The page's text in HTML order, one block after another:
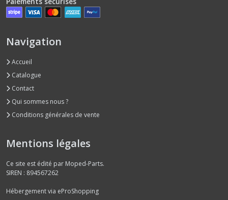
Navigation
Accueil
Catalogue
Contact
Qui sommes nous ?
Conditions générales de vente
Mentions légales
Ce site est édité par Moped-Parts.
SIREN : 894567262
Hébergement via eProShopping